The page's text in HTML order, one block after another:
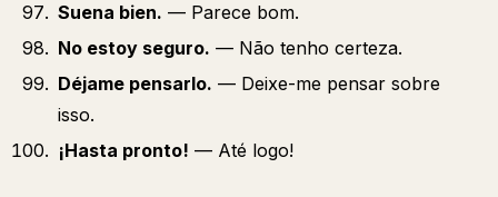
Suena bien. — Parece bom.
No estoy seguro. — Não tenho certeza.
Déjame pensarlo. — Deixe-me pensar sobre
isso.
¡Hasta pronto! — Até logo!